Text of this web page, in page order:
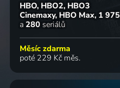
HBO, HBO2, HBO3
Cinemaxy, HBO Max 1 975
a 280 seriálů
Měsíc zdarma
poté 229 Kč měs.